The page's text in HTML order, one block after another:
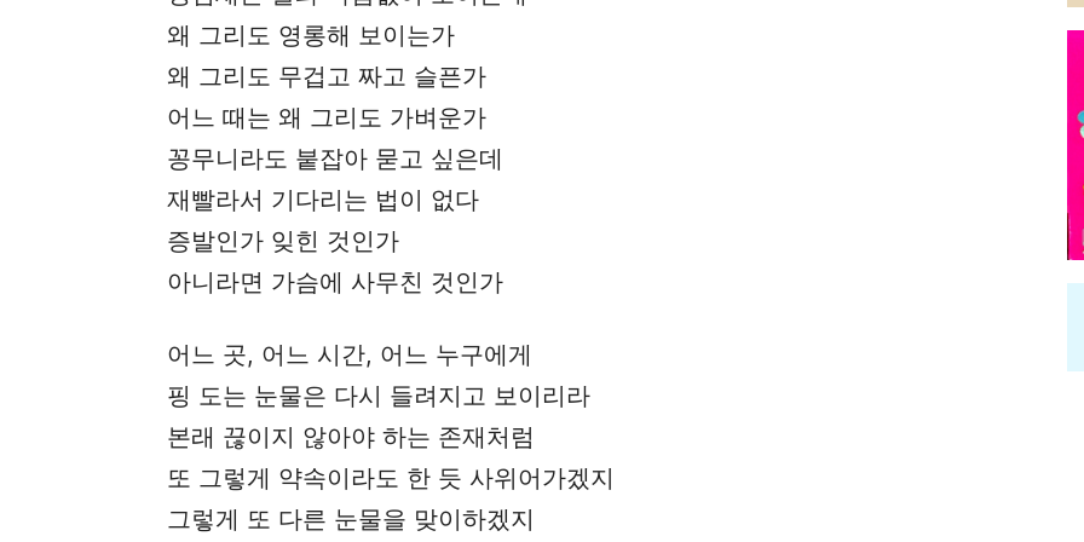
왜 그리도 영롱해 보이는가
왜 그리도 무겁고 짜고 슬픈가
어느 때는 왜 그리도 가벼운가
꽁무니라도 붙잡아 묻고 싶은데
재빨라서 기다리는 법이 없다
증발인가 잊힌 것인가
아니라면 가슴에 사무친 것인가
어느 곳, 어느 시간, 어느 누구에게
핑 도는 눈물은 다시 들려지고 보이리라
본래 끊이지 않아야 하는 존재처럼
또 그렇게 약속이라도 한 듯 사위어가겠지
그렇게 또 다른 눈물을 맞이하겠지